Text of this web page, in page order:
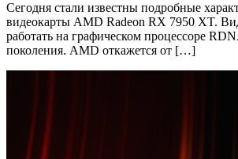
Сегодня стали известны подробные
видеокарты AMD Radeon RX 7950 XT.
работать на графическом процессоре
поколения. AMD откажется от […]